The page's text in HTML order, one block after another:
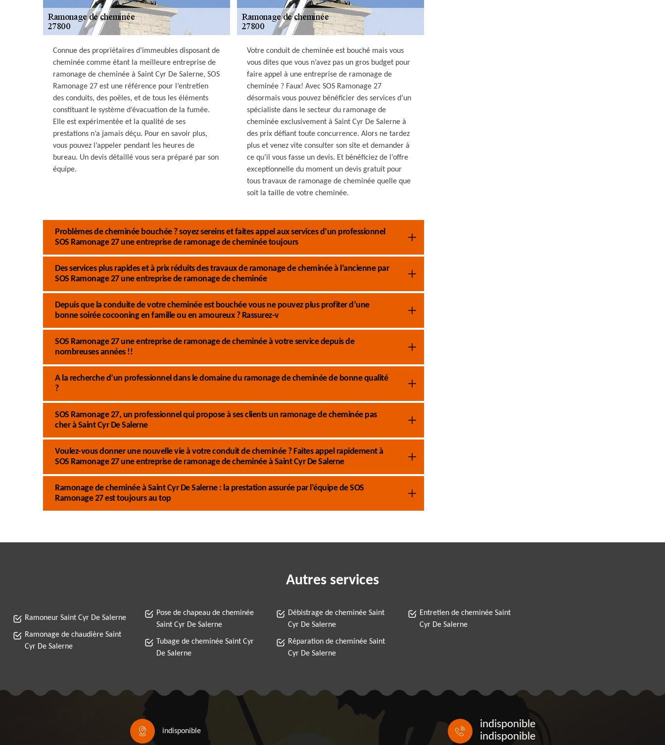
Connue des propriétaires d’immeubles disposant de
cheminée comme étant la meilleure entreprise de
ramonage de cheminée à Saint Cyr De Salerne, SOS
Ramonage 27 est une référence pour l’entretien
des conduits, des poêles, et de tous les éléments
constituant le système d’évacuation de la fumée.
Elle est expérimentée et la qualité de ses
prestations n’a jamais déçu. Pour en savoir plus,
vous pouvez l’appeler pendant les heures de
bureau. Un devis détaillé vous sera préparé par son
équipe.
Votre conduit de cheminée est bouché mais vous
vous dites que vous n’avez pas un gros budget pour
faire appel à une entreprise de ramonage de
cheminée ? Faux! Avec SOS Ramonage 27
désormais vous pouvez bénéficier des services d’un
spécialiste dans le secteur du ramonage de
cheminée exclusivement à Saint Cyr De Salerne à
des prix défiant toute concurrence. Alors ne tardez
plus et venez vite consulter son site et demander à
ce qu’il vous fasse un devis. Et bénéficiez de l’offre
exceptionnelle du moment un devis gratuit pour
tous travaux de ramonage de cheminée quelle que
soit la taille de votre cheminée.
Problèmes de cheminée bouchée ? soyez sereins et faites appel aux services d’un professionnel
SOS Ramonage 27 une entreprise de ramonage de cheminée toujours
Des services plus rapides et à prix réduits des travaux de ramonage de cheminée à l’ancienne par
SOS Ramonage 27 une entreprise de ramonage de cheminée
Depuis que la conduite de votre cheminée est bouchée vous ne pouvez plus profiter d’une
bonne soirée cocooning en famille ou en amoureux ? Rassurez-v
SOS Ramonage 27 une entreprise de ramonage de cheminée à votre service depuis de
nombreuses années !!
A la recherche d’un professionnel dans le domaine du ramonage de cheminée de bonne qualité
?
SOS Ramonage 27, un professionnel qui propose à ses clients un ramonage de cheminée pas
cher à Saint Cyr De Salerne
Voulez-vous donner une nouvelle vie à votre conduit de cheminée ? Faites appel rapidement à
SOS Ramonage 27 une entreprise de ramonage de cheminée à Saint Cyr De Salerne
Ramonage de cheminée à Saint Cyr De Salerne : la prestation assurée par l’équipe de SOS
Ramonage 27 est toujours au top
Autres services
Ramoneur Saint Cyr De Salerne
Ramonage de chaudière Saint
Cyr De Salerne
Pose de chapeau de cheminée
Saint Cyr De Salerne
Tubage de cheminée Saint Cyr
De Salerne
Débistrage de cheminée Saint
Cyr De Salerne
Réparation de cheminée Saint
Cyr De Salerne
Entretien de cheminée Saint
Cyr De Salerne
indisponible
indisponible
indisponible